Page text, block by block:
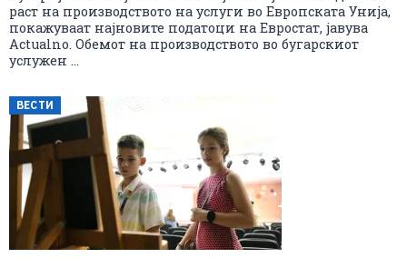
раст на производството на услуги во Европската Унија,
покажуваат најновите податоци на Евростат, јавува
Actualno. Обемот на производството во бугарскиот
услужен ...
ВЕСТИ